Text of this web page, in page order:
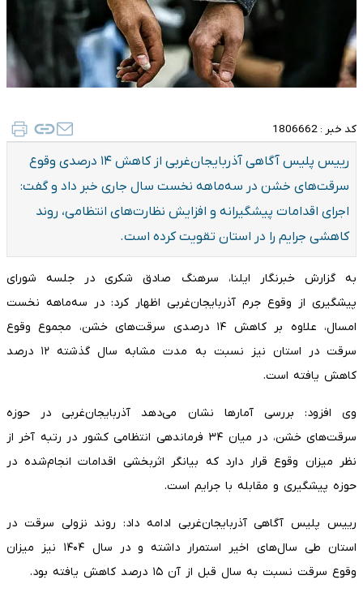
کد خبر : 1806662
رییس پلیس آگاهی آذربایجان‌غربی از کاهش ۱۴ درصدی وقوع
سرقت‌های خشن در سه‌ماهه نخست سال جاری خبر داد و گفت:
اجرای اقدامات پیشگیرانه و افزایش نظارت‌های انتظامی، روند
کاهشی جرایم را در استان تقویت کرده است.
به گزارش خبرنگار ایلنا، سرهنگ صادق شکری در جلسه شورای
پیشگیری از وقوع جرم آذربایجان‌غربی اظهار کرد: در سه‌ماهه نخست
امسال، علاوه بر کاهش ۱۴ درصدی سرقت‌های خشن، مجموع وقوع
سرقت در استان نیز نسبت به مدت مشابه سال گذشته ۱۲ درصد
کاهش یافته است.
وی افزود: بررسی آمارها نشان می‌دهد آذربایجان‌غربی در حوزه
سرقت‌های خشن، در میان ۳۴ فرماندهی انتظامی کشور در رتبه آخر از
نظر میزان وقوع قرار دارد که بیانگر اثربخشی اقدامات انجام‌شده در
حوزه پیشگیری و مقابله با جرایم است.
رییس پلیس آگاهی آذربایجان‌غربی ادامه داد: روند نزولی سرقت در
استان طی سال‌های اخیر استمرار داشته و در سال ۱۴۰۴ نیز میزان
وقوع سرقت نسبت به سال قبل از آن ۱۵ درصد کاهش یافته بود.